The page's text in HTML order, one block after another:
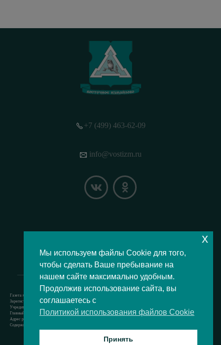
+7 (499) 463-62-09
info@vostizm.ru
Газета муниципального округа Восточное Измайлово.
Зарегистрировано Роскомнадзором свидетельство Эл № ФС77-73364 от 24.07.2018 г.
Учредитель — аппарат Совета депутатов муниципального округа Восточное Измайлово.
Главный редактор — Кочерёжкин Н.А.
Адрес редакции: 105077, г. Москва, Измайловский бульвар, д. 50. т. +74994636209
Содержит материал возрастной категории 12+
Мы используем файлы Cookie для того,
чтобы сделать Ваше пребывание на
нашем сайте максимально удобным.
Продолжив использование сайта, вы
соглашаетесь с
Политикой использования файлов Cookie
Принять
x